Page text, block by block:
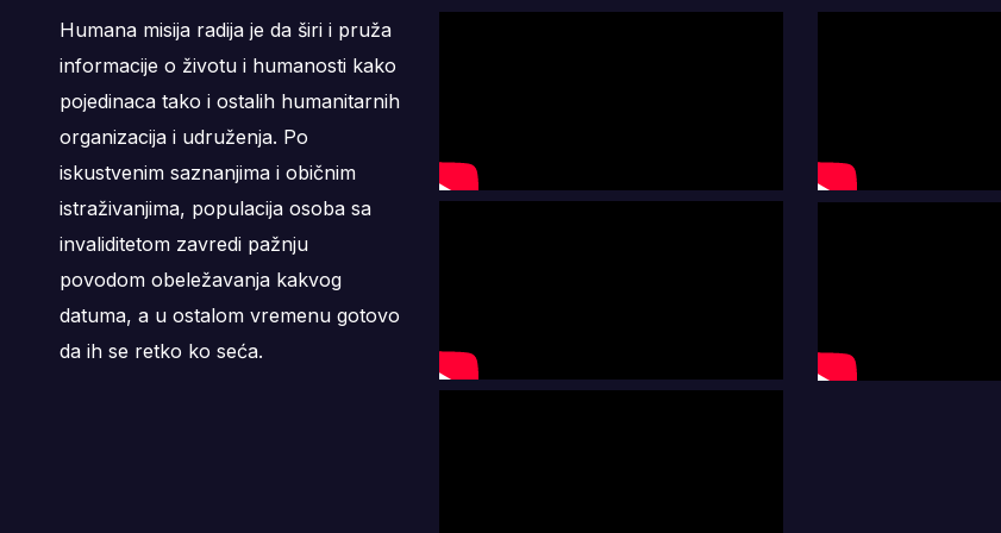
Humana misija radija je da širi i pruža
informacije o životu i humanosti kako
pojedinaca tako i ostalih humanitarnih
organizacija i udruženja. Po
iskustvenim saznanjima i običnim
istraživanjima, populacija osoba sa
invaliditetom zavredi pažnju
povodom obeležavanja kakvog
datuma, a u ostalom vremenu gotovo
da ih se retko ko seća.